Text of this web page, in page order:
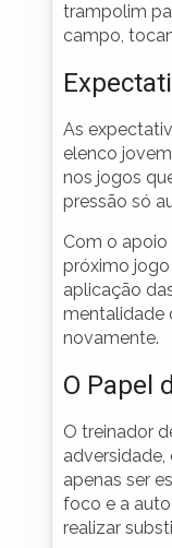
trampolim
campo,
As
elenco
nos jogos
pressão só
Com o
próximo
aplicação
mentalidade
novamente.
O Papel
O treinador
apenas ser
foco e a
realizar